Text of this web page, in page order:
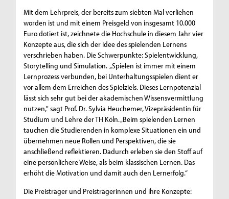
Mit dem Lehrpreis, der bereits zum siebten Mal verliehen
worden ist und mit einem Preisgeld von insgesamt 10.000
Euro dotiert ist, zeichnete die Hochschule in diesem Jahr vier
Konzepte aus, die sich der Idee des spielenden Lernens
verschrieben haben. Die Schwerpunkte: Spielentwicklung,
Storytelling und Simulation. „Spielen ist immer mit einem
Lernprozess verbunden, bei Unterhaltungsspielen dient er
vor allem dem Erreichen des Spielziels. Dieses Lernpotenzial
lässt sich sehr gut bei der akademischen Wissensvermittlung
nutzen," sagt Prof. Dr. Sylvia Heuchemer, Vizepräsidentin für
Studium und Lehre der TH Köln. „Beim spielenden Lernen
tauchen die Studierenden in komplexe Situationen ein und
übernehmen neue Rollen und Perspektiven, die sie
anschließend reflektieren. Dadurch erleben sie den Stoff auf
eine persönlichere Weise, als beim klassischen Lernen. Das
erhöht die Motivation und damit auch den Lernerfolg.“
Die Preisträger und Preisträgerinnen und ihre Konzepte: